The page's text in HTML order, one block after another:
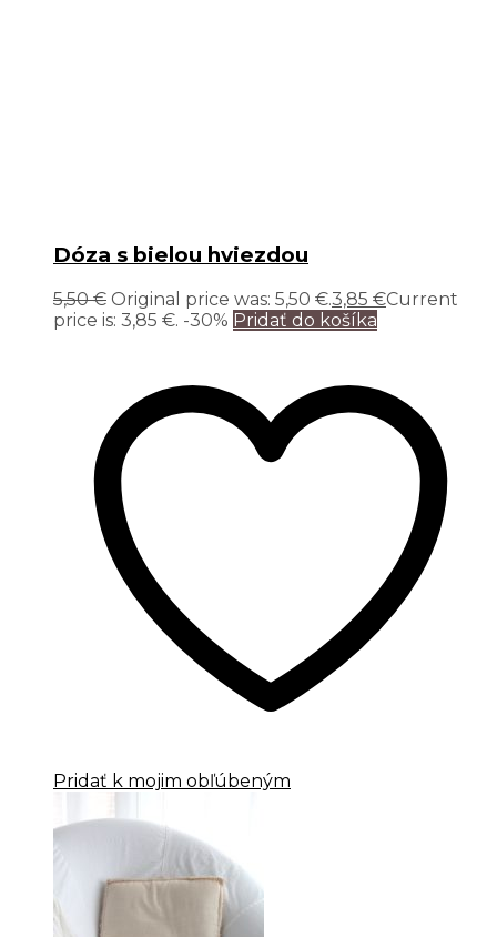
Dóza s bielou hviezdou
5,50€ Original price was: 5,50 €.3,85 €Current
price is: 3,85 €. -30% Pridať do košíka
Pridať k mojim obľúbeným